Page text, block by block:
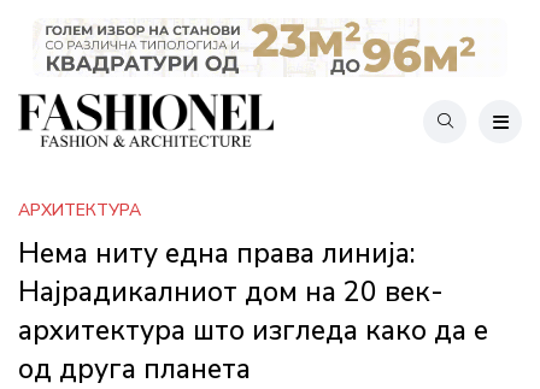
АРХИТЕКТУРА
Нема ниту една права линија:
Најрадикалниот дом на 20 век-
архитектура што изгледа како да е
од друга планета